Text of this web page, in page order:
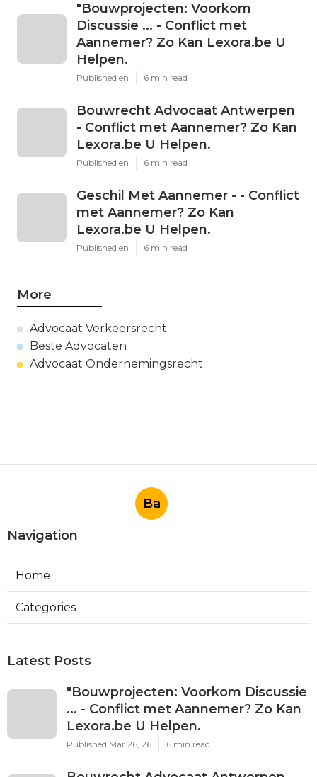
"Bouwprojecten: Voorkom
Discussie ... - Conflict met
Aannemer? Zo Kan Lexora.be U
Helpen.
Published en 6 min read
Bouwrecht Advocaat Antwerpen
- Conflict met Aannemer? Zo Kan
Lexora.be U Helpen.
Published en 6 min read
Geschil Met Aannemer - - Conflict
met Aannemer? Zo Kan
Lexora.be U Helpen.
Published en 6 min read
More
Advocaat Verkeersrecht
Beste Advocaten
Advocaat Ondernemingsrecht
Ba
Navigation
Home
Categories
Latest Posts
"Bouwprojecten: Voorkom Discussie
... - Conflict met Aannemer? Zo Kan
Lexora.be U Helpen.
Published Mar 26, 26 6 min read